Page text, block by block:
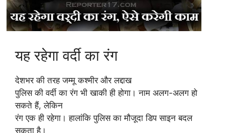
यह रहेगा वर्दी का रंग
देशभर की तरह जम्मू कश्मीर और लद्दाख
पुलिस की वर्दी का रंग भी खाकी ही होगा। नाम अलग-अलग हो
सकते हैं, लेकिन
रंग एक ही रहेगा। हालांकि पुलिस का मौजूदा डिप साइन बदल
सकता है।